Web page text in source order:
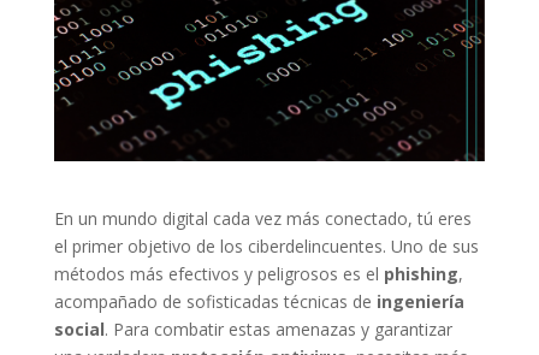
En un mundo digital cada vez más conectado, tú eres
el primer objetivo de los ciberdelincuentes. Uno de sus
métodos más efectivos y peligrosos es el phishing,
acompañado de sofisticadas técnicas de ingeniería
social. Para combatir estas amenazas y garantizar